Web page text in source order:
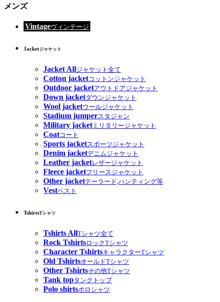
メンズ
Vintageヴィンテージ
Jacketジャケット
Jacket Allジャケット全て
Cotton jacketコットンジャケット
Outdoor jacketアウトドアジャケット
Down jacketダウンジャケット
Wool jacketウールジャケット
Stadium jumperスタジャン
Military jacketミリタリージャケット
Coatコート
Sports jacketスポーツジャケット
Denim jacketデニムジャケット
Leather jacketレザージャケット
Fleece jacketフリースジャケット
Other jacketテーラード,ハンティング等
Vestベスト
TshirtsTシャツ
Tshirts AllTシャツ全て
Rock TshirtsロックTシャツ
Character TshirtsキャラクターTシャツ
Old TshirtsオールドTシャツ
Other Tshirtsその他Tシャツ
Tank topタンクトップ
Polo shirtsポロシャツ